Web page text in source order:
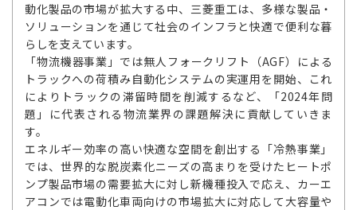
動化製品の市場が拡大する中、三菱重工は、多様な製品・
ソリューションを通じて社会のインフラと快適で便利な暮
らしを支えています。
「物流機器事業」では無人フォークリフト（AGF）による
トラックへの荷積み自動化システムの実運用を開始、これ
によりトラックの滞留時間を削減するなど、「2024年問
題」に代表される物流業界の課題解決に貢献していきま
す。
エネルギー効率の高い快適な空間を創出する「冷熱事業」
では、世界的な脱炭素化ニーズの高まりを受けたヒートポ
ンプ製品市場の需要拡大に対し新機種投入で応え、カーエ
アコンでは電動化車両向けの市場拡大に対応して大容量や